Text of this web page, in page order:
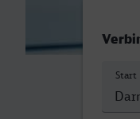
Start